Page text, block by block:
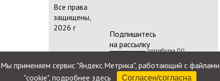
Все права
защищены,
2026 г
Подпишитесь
на рассылку
разработка ПО
сайта
Мы применяем сервис "Яндекс.Метрика", работающий с файлами
"cookie", подробнее здесь Согласен/согласна